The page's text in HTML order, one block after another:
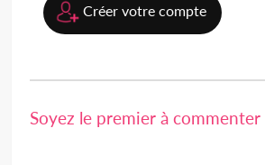
Créer votre compte
Soyez le premier à